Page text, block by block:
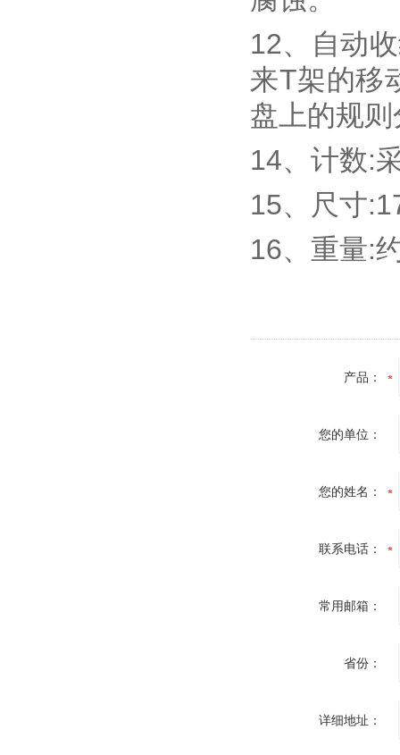
12、自动
来T架的移
盘上的规
14、计数:
15、尺寸
16、重量:
产品：
您的单位：
您的姓名：
联系电话：
常用邮箱：
省份：
详细地址：